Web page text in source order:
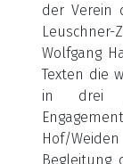
der Verein
Leuschner-
Wolfgang
Texten die
in drei
Hof/
Begleitung